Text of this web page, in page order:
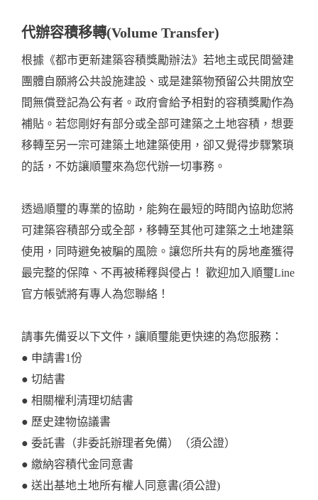
代辦容積移轉(Volume Transfer)
根據《都市更新建築容積獎勵辦法》若地主或民間營建
團體自願將公共設施建設、或是建築物預留公共開放空
間無償登記為公有者。政府會給予相對的容積獎勵作為
補貼。若您剛好有部分或全部可建築之土地容積，想要
移轉至另一宗可建築土地建築使用，卻又覺得步驟繁瑣
的話，不妨讓順璽來為您代辦一切事務。
透過順璽的專業的協助，能夠在最短的時間內協助您將
可建築容積部分或全部，移轉至其他可建築之土地建築
使用，同時避免被騙的風險。讓您所共有的房地產獲得
最完整的保障、不再被稀釋與侵占！ 歡迎加入 順璽Line
官方帳號將有專人為您聯絡！
請事先備妥以下文件，讓順璽能更快速的為您服務：
● 申請書1份
● 切結書
● 相關權利清理切結書
● 歷史建物協議書
● 委託書（非委託辦理者免備）（須公證）
● 繳納容積代金同意書
● 送出基地土地所有權人同意書(須公證)